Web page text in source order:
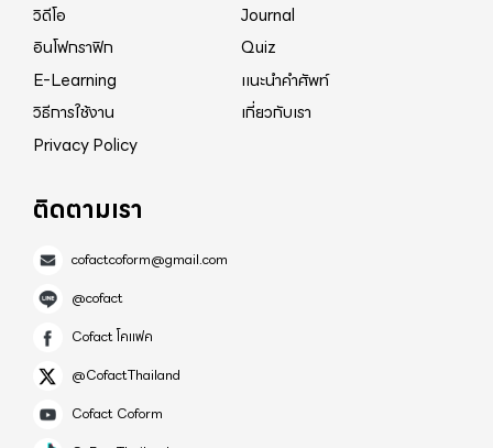
วิดีโอ
Journal
อินโฟกราฟิก
Quiz
E-Learning
แนะนำคำศัพท์
วิธีการใช้งาน
เกี่ยวกับเรา
Privacy Policy
ติดตามเรา
cofactcoform@gmail.com
@cofact
Cofact โคแฟค
@CofactThailand
Cofact Coform